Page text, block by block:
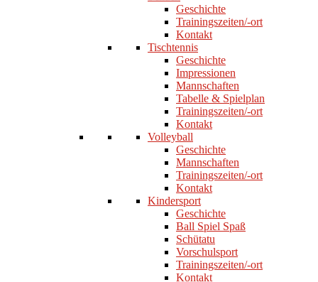
Geschichte
Trainingszeiten/-ort
Kontakt
Tischtennis
Geschichte
Impressionen
Mannschaften
Tabelle & Spielplan
Trainingszeiten/-ort
Kontakt
Volleyball
Geschichte
Mannschaften
Trainingszeiten/-ort
Kontakt
Kindersport
Geschichte
Ball Spiel Spaß
Schütatu
Vorschulsport
Trainingszeiten/-ort
Kontakt